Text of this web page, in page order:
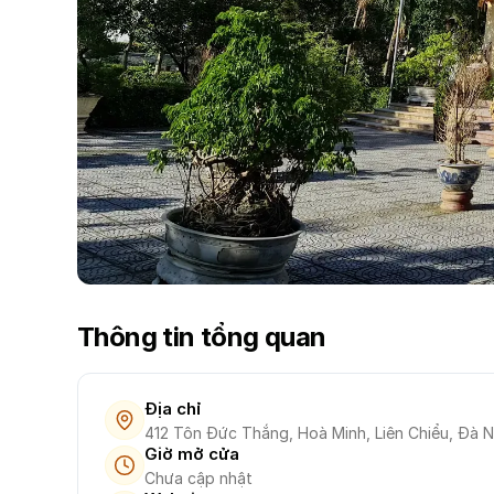
Thông tin tổng quan
Địa chỉ
412 Tôn Đức Thắng, Hoà Minh, Liên Chiểu, Đà
Giờ mở cửa
Chưa cập nhật